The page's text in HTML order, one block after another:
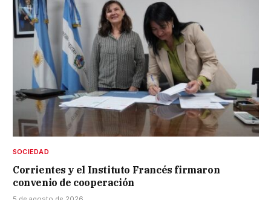
SOCIEDAD
Corrientes y el Instituto Francés firmaron
convenio de cooperación